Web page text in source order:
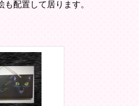
配置して居ります。